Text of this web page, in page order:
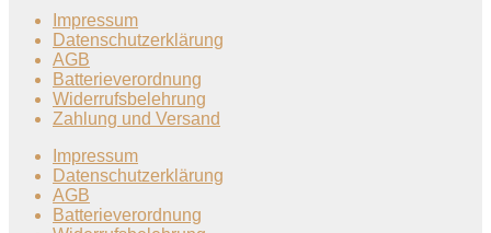
Impressum
Datenschutzerklärung
AGB
Batterieverordnung
Widerrufsbelehrung
Zahlung und Versand
Impressum
Datenschutzerklärung
AGB
Batterieverordnung